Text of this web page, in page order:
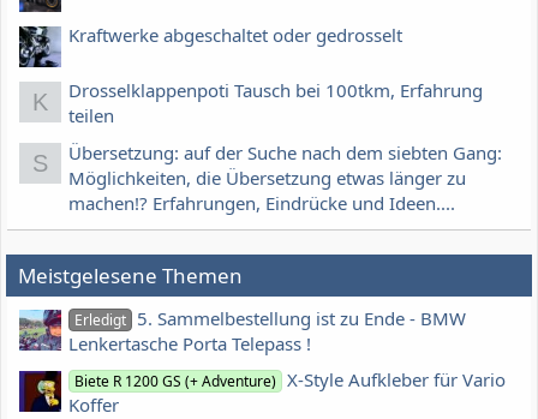
Kraftwerke abgeschaltet oder gedrosselt
K
Drosselklappenpoti Tausch bei 100tkm, Erfahrung
teilen
S
Übersetzung: auf der Suche nach dem siebten Gang:
Möglichkeiten, die Übersetzung etwas länger zu
machen!? Erfahrungen, Eindrücke und Ideen....
Meistgelesene Themen
Erledigt 5. Sammelbestellung ist zu Ende - BMW
Lenkertasche Porta Telepass !
Biete R 1200 GS (+ Adventure) X-Style Aufkleber für Vario
Koffer